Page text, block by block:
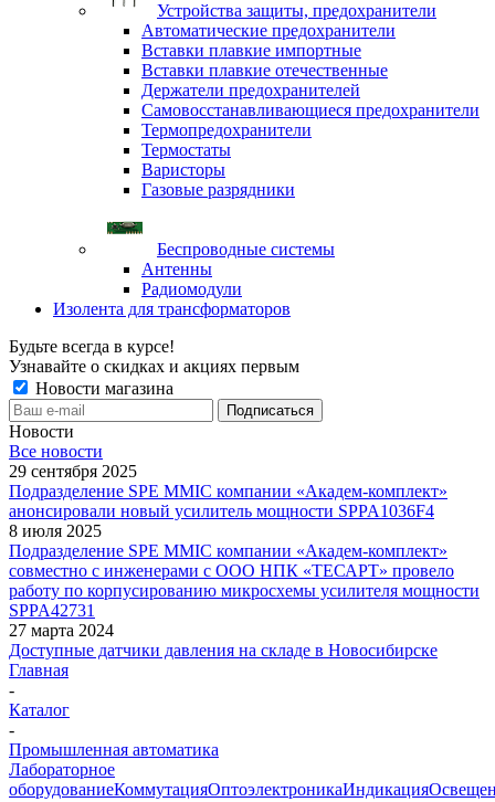
Устройства защиты, предохранители
Автоматические предохранители
Вставки плавкие импортные
Вставки плавкие отечественные
Держатели предохранителей
Самовосстанавливающиеся предохранители
Термопредохранители
Термостаты
Варисторы
Газовые разрядники
Беспроводные системы
Антенны
Радиомодули
Изолента для трансформаторов
Будьте всегда в курсе!
Узнавайте о скидках и акциях первым
Новости магазина
Новости
Все новости
29 сентября 2025
Подразделение SPE MMIC компании «Академ-комплект»
анонсировали новый усилитель мощности SPPA1036F4
8 июля 2025
Подразделение SPE MMIC компании «Академ-комплект»
совместно с инженерами с ООО НПК «ТЕСАРТ» провело
работу по корпусированию микросхемы усилителя мощности
SPPA42731
27 марта 2024
Доступные датчики давления на складе в Новосибирске
Главная
-
Каталог
-
Промышленная автоматика
Лабораторное
оборудованиеКоммутацияОптоэлектроникаИндикация